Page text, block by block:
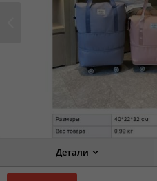
Детали